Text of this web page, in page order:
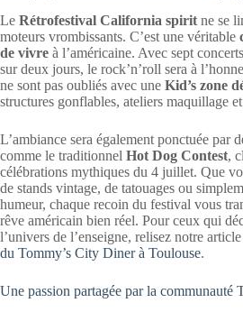
Le Rétrofestival California spirit ne se
moteurs vrombissants. C’est une véritable
de vivre à l’américaine. Avec sept
sur deux jours, le rock’n’roll sera à
ne sont pas oubliés avec une Kid’s zone
structures gonflables, ateliers maquillage
L’ambiance sera également ponctuée par
comme le traditionnel Hot Dog Contest,
célébrations mythiques du 4 juillet. Que
de stands vintage, de tatouages ou
humeur, chaque recoin du festival vous
rêve américain bien réel. Pour ceux qui
l’univers de l’enseigne, relisez notre
du Tommy’s City Diner à Toulouse.
Une passion partagée par la communauté